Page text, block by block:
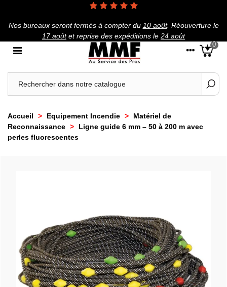
Nos bureaux seront fermés à compter du 10 août. Réouverture le
17 aoûtet reprise des expéditions le 24 août
0
Accueil > Equipement Incendie >
Matériel de
Reconnaissance >
Ligne guide 6 mm – 50 à 200 m avec
perles fluorescentes